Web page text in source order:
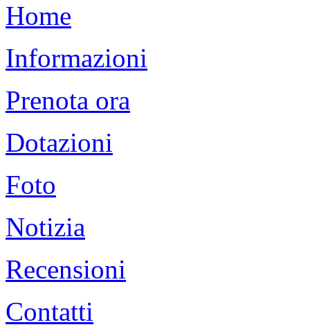
Home
Informazioni
Prenota ora
Dotazioni
Foto
Notizia
Recensioni
Contatti